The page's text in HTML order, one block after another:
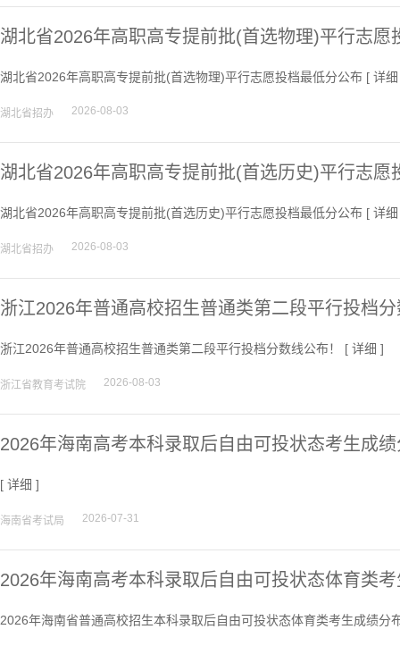
湖北省2026年高职高专提前批(首选物理)平行志愿
湖北省2026年高职高专提前批(首选物理)平行志愿投档最低分公布 [ 详细
湖北省招办 2026-08-03
湖北省2026年高职高专提前批(首选历史)平行志愿
湖北省2026年高职高专提前批(首选历史)平行志愿投档最低分公布 [ 详细
湖北省招办 2026-08-03
浙江2026年普通高校招生普通类第二段平行投档
浙江2026年普通高校招生普通类第二段平行投档分数线公布！ [ 详细 ]
浙江省教育考试院 2026-08-03
2026年海南高考本科录取后自由可投状态考生成
[ 详细 ]
海南省考试局 2026-07-31
2026年海南高考本科录取后自由可投状态体育类
2026年海南省普通高校招生本科录取后自由可投状态体育类考生成绩分